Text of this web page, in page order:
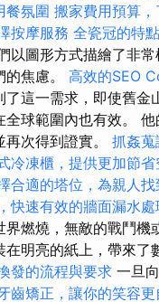
餐氛圍 搬家費用預算
按摩服務 全瓷冠的特
以圖形方式描繪了非
焦慮。 高效的SEO
這一需求，即使舊金
全球範圍內也有效。
次得到證實。 抓姦
冷凍櫃，提供更加節
合適的塔位，為親人
快速有效的牆面漏水處
界燃燒，無敵的戰鬥機
在明亮的紙上，帶來了
發的流程與要求 一旦
齒矯正，讓你的笑容更